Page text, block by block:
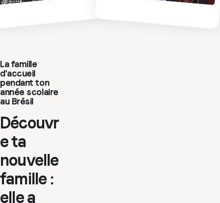
La famille
d'accueil
pendant ton
année scolaire
au Brésil
Découvr
e ta
nouvelle
famille :
elle a